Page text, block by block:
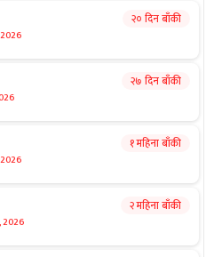
२० दिन बाँकी
२७ दिन बाँकी
१ महिना बाँकी
2026
२ महिना बाँकी